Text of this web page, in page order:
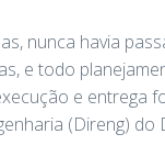
nunca havia
e todo
e entrega
(Direng) do